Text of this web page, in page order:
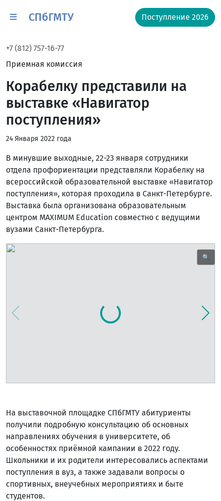
СПбГМТУ Поступление 2026
+7 (812) 757-16-77
Приемная комиссия
Корабелку представили на
выставке «Навигатор
поступления»
24 Января 2022 года
В минувшие выходные, 22-23 января сотрудники
отдела профориентации представляли Корабелку на
всероссийской образовательной выставке «Навигатор
поступления», которая проходила в Санкт-Петербурге.
Выставка была организована образовательным
центром MAXIMUM Education совместно с ведущими
вузами Санкт-Петербурга.
🔍
На выставочной площадке СПбГМТУ абитуриенты
получили подробную консультацию об основных
направлениях обучения в университете, об
особенностях приёмной кампании в 2022 году.
Школьники и их родители интересовались аспектами
поступления в вуз, а также задавали вопросы о
спортивных, внеучебных мероприятиях и быте
студентов.